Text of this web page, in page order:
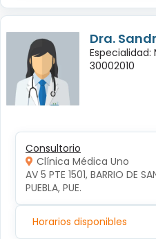
Dra.
Especialidad:
30002010
Consultorio
Clínica Médica Uno
AV 5 PTE 1501, BARRIO DE
PUEBLA, PUE.
Horarios disponibles